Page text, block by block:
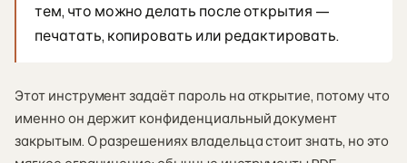
тем, что можно делать после открытия —
печатать, копировать или редактировать.
Этот инструмент задаёт пароль на открытие, потому что
именно он держит конфиденциальный документ
закрытым. О разрешениях владельца стоит знать, но это